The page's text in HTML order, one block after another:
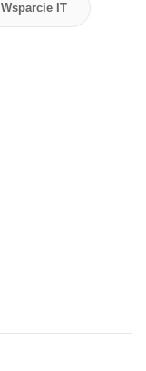
Wsparcie IT